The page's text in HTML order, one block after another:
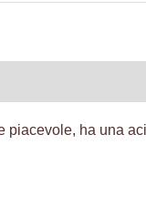
piacevole, ha una